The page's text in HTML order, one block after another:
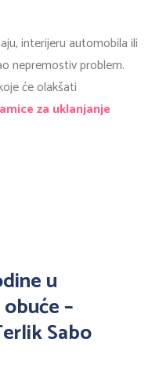
interijeru automobila ili
nepremostiv problem.
će olakšati
za uklanjanje
u
–
Sabo